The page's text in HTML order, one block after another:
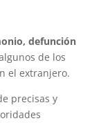
defunción
de los
el extranjero.
precisas y